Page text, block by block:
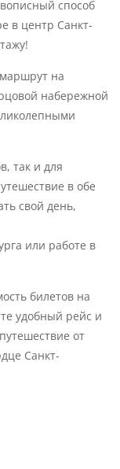
способ
в центр Санкт-
на
набережной
так и для
в обе
свой день,
или работе в
билетов на
удобный рейс и
от
Санкт-